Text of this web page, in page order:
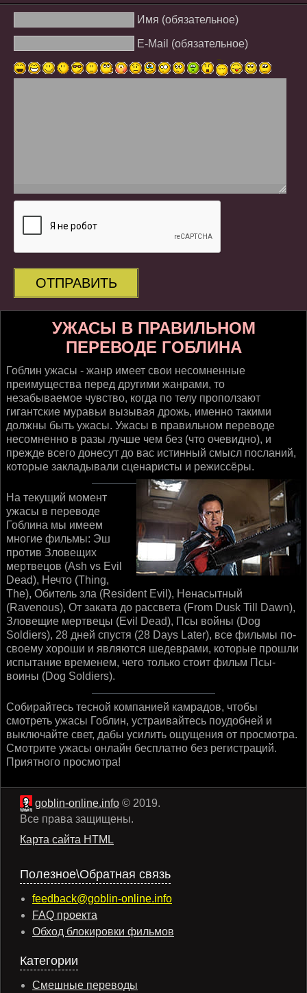
Имя (обязательное)
E-Mail (обязательное)
ОТПРАВИТЬ
УЖАСЫ В ПРАВИЛЬНОМ
ПЕРЕВОДЕ ГОБЛИНА
Гоблин ужасы - жанр имеет свои несомненные
преимущества перед другими жанрами, то
незабываемое чувство, когда по телу проползают
гигантские муравьи вызывая дрожь, именно такими
должны быть ужасы. Ужасы в правильном переводе
несомненно в разы лучше чем без (что очевидно), и
прежде всего донесут до вас истинный смысл посланий,
которые закладывали сценаристы и режиссёры.
На текущий момент
ужасы в переводе
Гоблина мы имеем
многие фильмы: Эш
против Зловещих
мертвецов (Ash vs Evil
Dead), Нечто (Thing,
The), Обитель зла (Resident Evil), Ненасытный
(Ravenous), От заката до рассвета (From Dusk Till Dawn),
Зловещие мертвецы (Evil Dead), Псы войны (Dog
Soldiers), 28 дней спустя (28 Days Later), все фильмы по-
своему хороши и являются шедеврами, которые прошли
испытание временем, чего только стоит фильм Псы-
воины (Dog Soldiers).
Собирайтесь тесной компанией камрадов, чтобы
смотреть ужасы Гоблин, устраивайтесь поудобней и
выключайте свет, дабы усилить ощущения от просмотра.
Смотрите ужасы онлайн бесплатно без регистраций.
Приятного просмотра!
goblin-online.info © 2019.
Все права защищены.
Карта сайта HTML
Полезное\Обратная связь
feedback@goblin-online.info
FAQ проекта
Обход блокировки фильмов
Категории
Смешные переводы